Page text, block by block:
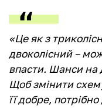
«Це як з
двоколісний –
впасти. Шанси на
Щоб змінити
її добре,